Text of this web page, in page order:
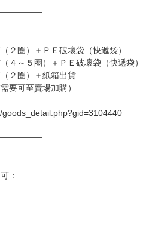
９：００
會不定時回覆）
不含假日＆國定假日）
週五出貨
週四出貨
２圈）＋ＰＥ破壞袋（快遞袋）
４～５圈）＋ＰＥ破壞袋（快遞袋）
圈）＋紙箱出貨
要可至賣場加購）